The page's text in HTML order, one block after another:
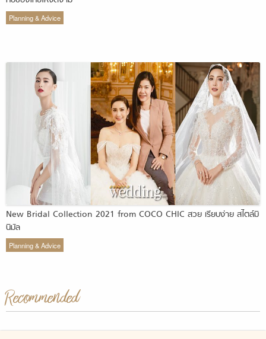
Planning & Advice
New Bridal Collection 2021 from COCO CHIC สวย เรียบง่าย สไตล์มิ
นิมัล
Planning & Advice
Recommended